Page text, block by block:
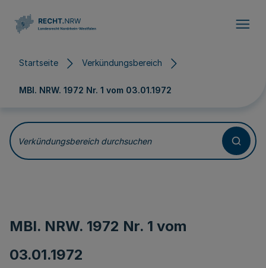
Startseite Verkündungsbereich
MBl. NRW. 1972 Nr. 1 vom 03.01.1972
Verkündungsbereich durchsuchen
MBl. NRW. 1972 Nr. 1 vom
03.01.1972